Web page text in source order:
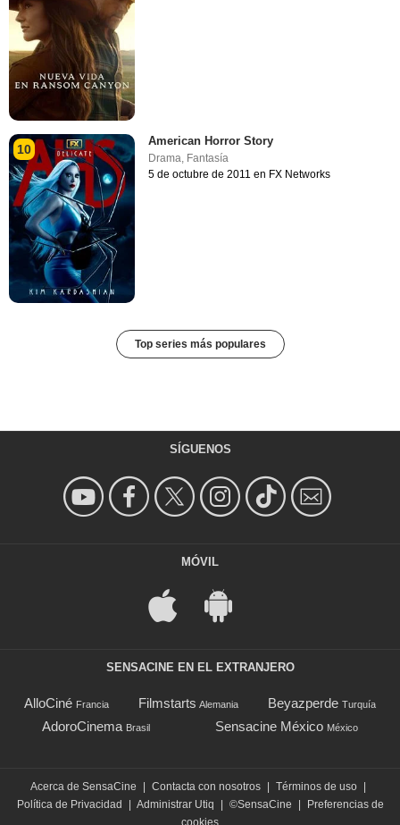
10
American Horror Story
Drama, Fantasía
5 de octubre de 2011 en FX Networks
Top series más populares
SÍGUENOS
MÓVIL
SENSACINE EN EL EXTRANJERO
AlloCiné Francia Filmstarts Alemania Beyazperde Turquía
AdoroCinema Brasil Sensacine México México
Acerca de SensaCine | Contacta con nosotros | Términos de uso |
Política de Privacidad
| Administrar Utiq | ©SensaCine |
Preferencias de
cookies